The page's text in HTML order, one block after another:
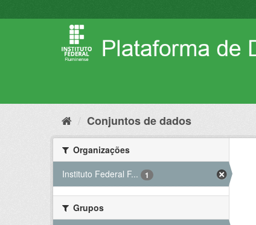
para
Conjuntos de dados
Organizações
Instituto Federal F...
1
Grupos